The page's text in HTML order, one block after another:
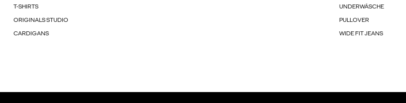
T-SHIRTS UNDERWÄSCHE
ORIGINALS STUDIO PULLOVER
CARDIGANS WIDE FIT JEANS